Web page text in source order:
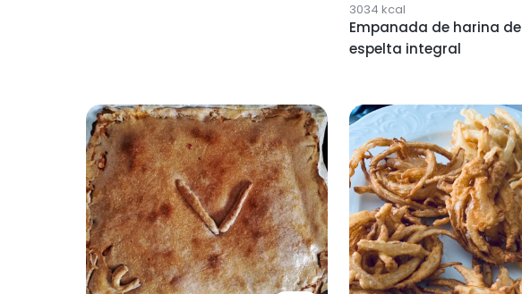
3034 kcal
Empanada de harina de
espelta integral